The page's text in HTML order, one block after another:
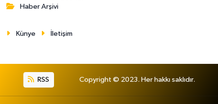
Haber Arşivi
Künye İletişim
RSS Copyright © 2023. Her hakkı saklıdır.